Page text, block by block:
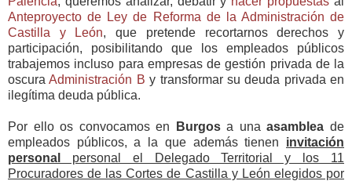
Anteproyecto de Ley de Reforma de la Administración de
Castilla y León, que pretende recortarnos derechos y
participación, posibilitando que los empleados públicos
trabajemos incluso para empresas de gestión privada de la
oscuraAdministración B y transformar su deuda privada en
ilegítima deuda pública.
Por ello os convocamos en Burgosa unaasamblea de
empleados públicos, a la que además tienen invitación
personal
personal el Delegado Territorial y los 11
Procuradores de las Cortes de Castilla y León elegidos por